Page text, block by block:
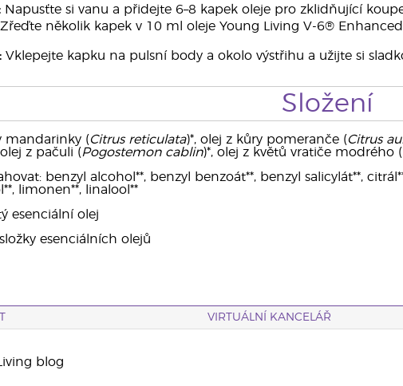
Napusťte si vanu a přidejte 6–8 kapek oleje pro zklidňující
několik kapek v 10 ml oleje Young Living V-6®
Vklepejte kapku na pulsní body a okolo výstřihu a užijte si
Složení
mandarinky (Citrus reticulata)*, olej z kůry pomeranče (Citrus
olej z pačuli (Pogostemon cablin)*, olej z květů vratiče modrého (
benzyl alcohol**, benzyl benzoát**, benzyl salicylát**,
limonen**, linalool**
esenciální olej
esenciálních olejů
VIRTUÁLNÍ KANCELÁŘ
blog